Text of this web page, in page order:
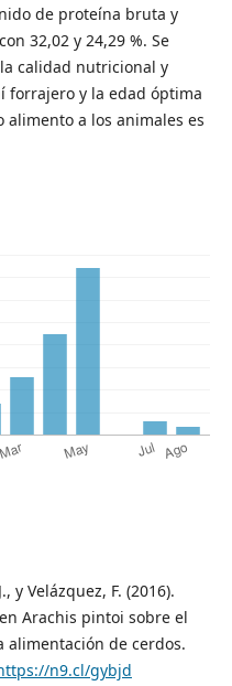
de proteína bruta y
32,02 y 24,29 %. Se
calidad nutricional y
forrajero y la edad óptima
a los animales es
y Velázquez, F. (2016).
Arachis pintoi sobre el
de cerdos.
n9.cl/gybjd